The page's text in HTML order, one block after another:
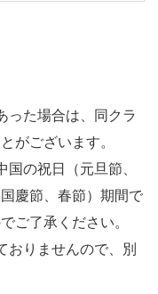
った場合は、同クラ
がございます。
の祝日（元旦節、
慶節、春節）期間で
ご了承ください。
おりませんので、別